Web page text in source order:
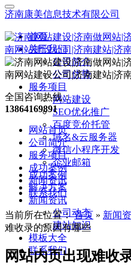
济南康美信息技术有限公司
首页
关于我们
公司简介
公司优势
服务项目
网站建设
SEO优化推广
百度竞价托管
域名&云服务器
微信小程序开发
企业邮箱
成功案例
解决方案
新闻资讯
公司动态
建站知识
模板大全
联系我们
全国咨询热线：
13864169891
网站首页
公司简介
服务项目
成功案例
新闻资讯
联系我们
当前所在位置：首页 » 新闻
难收录的原因有哪些
网站内页出现难收